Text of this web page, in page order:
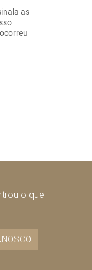
as
o que